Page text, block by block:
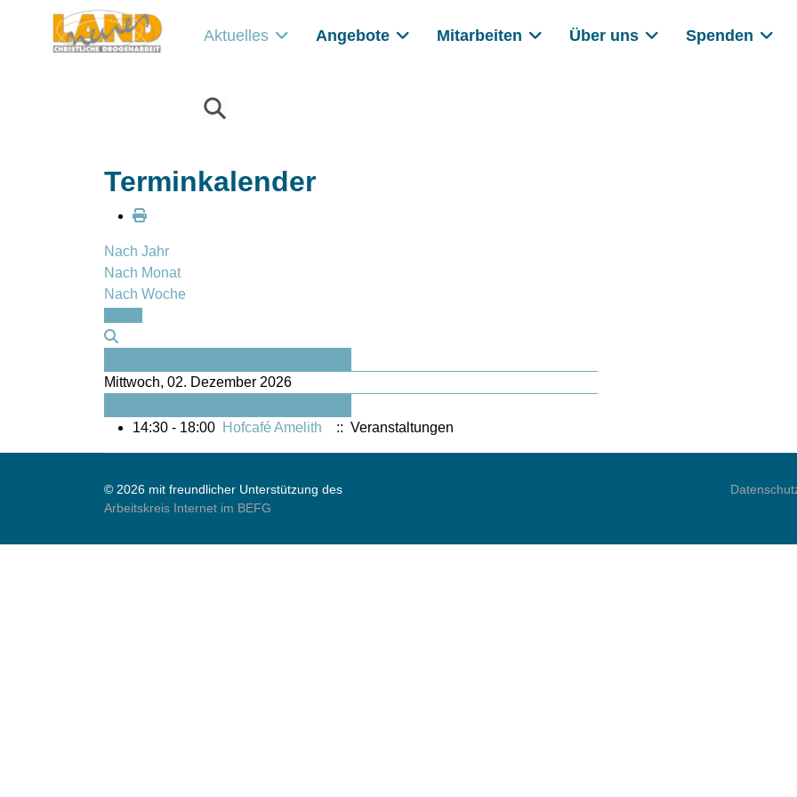
Aktuelles Angebote Mitarbeiten Über uns Spenden
Terminkalender
Nach Jahr
Nach Monat
Nach Woche
Mittwoch, 02. Dezember 2026
14:30 - 18:00 Hofcafé Amelith :: Veranstaltungen
© 2026 mit freundlicher Unterstützung des
Arbeitskreis Internet im BEFG